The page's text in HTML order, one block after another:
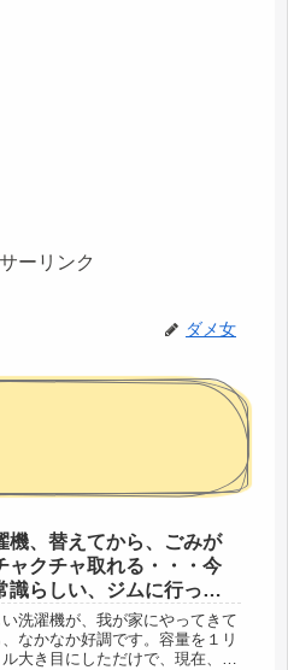
ーリンク
ダメ女
機、替えてから、ごみが
ャクチャ取れる・・・今
識らしい、ジムに行っ
買い出し、・・肉じゃ
サンマ定食。
い洗濯機が、我が家にやってきて
なかなか好調です。容量を１リ
ル大き目にしただけで、現在、8